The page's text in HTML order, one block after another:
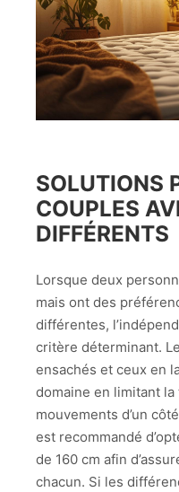
SOLUTIONS
COUPLES
DIFFÉRENTS
Lorsque deux
mais ont des
différentes,
critère déterminant.
ensachés et ceux en
domaine en limitant
mouvements d’un
est recommandé
de 160 cm afin
chacun. Si les